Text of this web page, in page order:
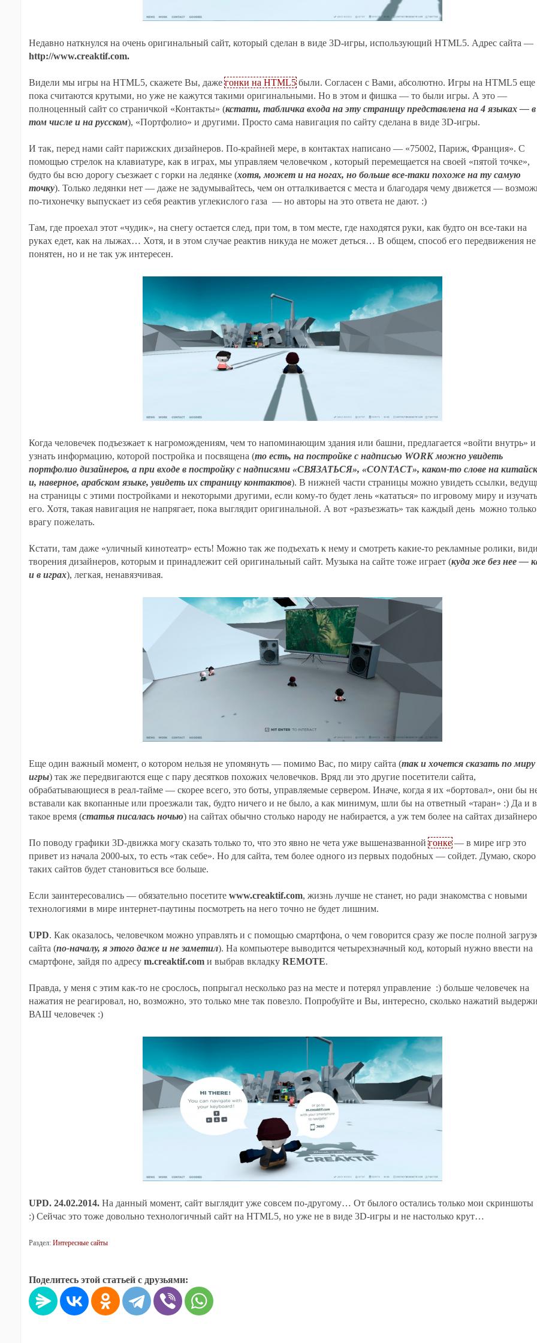
Недавно наткнулся на очень оригинальный сайт, который сделан в виде 3D-игры, использующий HTML5. Адрес сайта —
http://www.creaktif.com.
Видели мы игры на HTML5, скажете Вы, дажегонки на HTML5были. Согласен с Вами, абсолютно. Игры на HTML5 еще
пока считаются крутыми, но уже не кажутся такими оригинальными. Но в этом и фишка — то были игры. А это —
полноценный сайт со страничкой «Контакты» (кстати, табличка входа на эту страницу представлена на 4 языках — в
том числе и на русском), «Портфолио» и другими. Просто сама навигация по сайту сделана в виде 3D-игры.
И так, перед нами сайт парижских дизайнеров. По-крайней мере, в контактах написано — «75002, Париж, Франция». С
помощью стрелок на клавиатуре, как в играх, мы управляем человечком , который перемещается на своей «пятой точке»,
будто бы всю дорогу съезжает с горки на ледянке (хотя, может и на ногах, но больше все-таки похоже на ту самую
точку). Только ледянки нет — даже не задумывайтесь, чем он отталкивается с места и благодаря чему движется —
по-тихонечку выпускает из себя реактив углекислого газа — но авторы на это ответа не дают. :)
Там, где проехал этот «чудик», на снегу остается след, при том, в том месте, где находятся руки, как будто он все-таки на
руках едет, как на лыжах… Хотя, и в этом случае реактив никуда не может деться… В общем, способ его передвижения не
понятен, но и не так уж интересен.
Когда человечек подъезжает к нагромождениям, чем то напоминающим здания или башни, предлагается «войти внутрь» и
узнать информацию, которой постройка и посвящена (то есть, на постройке с надписью WORK можно увидеть
портфолио дизайнеров, а при входе в постройку с надписями «СВЯЗАТЬСЯ», «CONTACT», каком-то слове на
и, наверное, арабском языке, увидеть их страницу контактов). В нижней части страницы можно увидеть ссылки,
на страницы с этими постройками и некоторыми другими, если кому-то будет лень «кататься» по игровому миру и изучать
его. Хотя, такая навигация не напрягает, пока выглядит оригинальной. А вот «разъезжать» так каждый день можно только
врагу пожелать.
Кстати, там даже «уличный кинотеатр» есть! Можно так же подъехать к нему и смотреть какие-то рекламные ролики,
творения дизайнеров, которым и принадлежит сей оригинальный сайт. Музыка на сайте тоже играет (куда же без нее —
и в играх), легкая, ненавязчивая.
Еще один важный момент, о котором нельзя не упомянуть — помимо Вас, по миру сайта (так и хочется сказать по миру
игры) так же передвигаются еще с пару десятков похожих человечков. Вряд ли это другие посетители сайта,
обрабатывающиеся в реал-тайме — скорее всего, это боты, управляемые сервером. Иначе, когда я их «бортовал», они бы
вставали как вкопанные или проезжали так, будто ничего и не было, а как минимум, шли бы на ответный «таран» :) Да и в
такое время (статья писалась ночью) на сайтах обычно столько народу не набирается, а уж тем более на сайтах
По поводу графики 3D-движка могу сказать только то, что это явно не чета уже вышеназваннойгонке— в мире игр это
привет из начала 2000-ых, то есть «так себе». Но для сайта, тем более одного из первых подобных — сойдет. Думаю, скоро
таких сайтов будет становиться все больше.
Если заинтересовались — обязательно посетите www.creaktif.com, жизнь лучше не станет, но ради знакомства с новыми
технологиями в мире интернет-паутины посмотреть на него точно не будет лишним.
UPD. Как оказалось, человечком можно управлять и с помощью смартфона, о чем говорится сразу же после полной
сайта (по-началу, я этого даже и не заметил). На компьютере выводится четырехзначный код, который нужно ввести на
смартфоне, зайдя по адресу m.creaktif.comи выбрав вкладку REMOTE.
Правда, у меня с этим как-то не срослось, попрыгал несколько раз на месте и потерял управление :) больше человечек на
нажатия не реагировал, но, возможно, это только мне так повезло. Попробуйте и Вы, интересно, сколько нажатий
ВАШ человечек :)
UPD. 24.02.2014.На данный момент, сайт выглядит уже совсем по-другому… От былого остались только мои скриншоты
:) Сейчас это тоже довольно технологичный сайт на HTML5, но уже не в виде 3D-игры и не настолько крут…
Раздел: Интересные сайты
Поделитесь этой статьей с друзьями: